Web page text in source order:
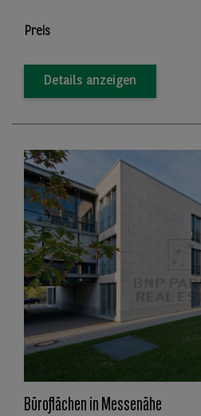
Preis
Details anzeigen
Büroflächen in Messenähe